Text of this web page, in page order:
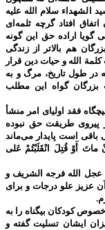
الشهداء سلام الله علیه
افتاد گرچه ثلمه‌ای
اراده حق این گونه
هم بالاتر از زندگی
الله و حیات دین قرار
در طول تاریخ، مرگ و به
گواه این مطلب
فقد اولیای امر منشأ
پیروی طریقت حق نبوده
است پایدار می‌ماند
أَوْ قُتِلَ انْقَلَبْتُمْ عَلى‌
الله فرجه الشریف و
عزیز علو درجات و برای
کودکان بیگناه را به
ایشان تسلیت گفته و